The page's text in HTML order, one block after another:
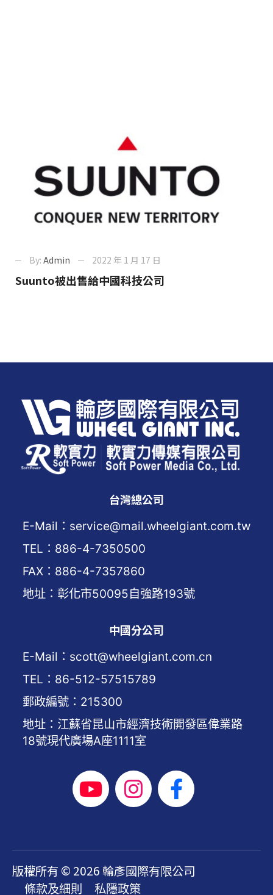
By: Admin 2022 年 1 月 17 日
Suunto被出售給中國科技公司
台灣總公司
E-Mail：service@mail.wheelgiant.com.tw
TEL：886-4-7350500
FAX：886-4-7357860
地址：彰化市50095自強路193號
中國分公司
E-Mail：scott@wheelgiant.com.cn
TEL：86-512-57515789
郵政編號：215300
地址：江蘇省昆山市經濟技術開發區偉業路
18號現代廣場A座1111室
版權所有 © 2026 輪彥國際有限公司
條款及細則 私隱政策